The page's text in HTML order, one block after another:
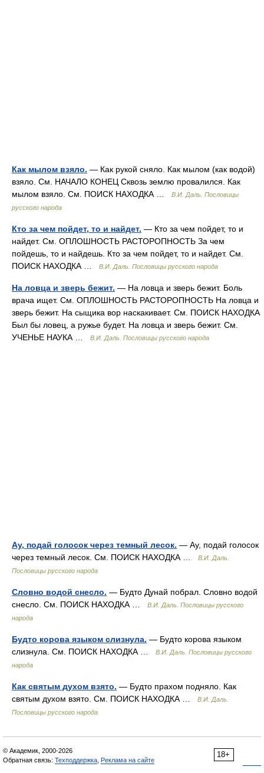
Как мылом взяло. — Как рукой сняло. Как мылом (как водой)
взяло. См. НАЧАЛО КОНЕЦ Сквозь землю провалился. Как
мылом взяло. См. ПОИСК НАХОДКА …
В.И. Даль. Пословицы
русского народа
Кто за чем пойдет, то и найдет. — Кто за чем пойдет, то и
найдет. См. ОПЛОШНОСТЬ РАСТОРОПНОСТЬ За чем
пойдешь, то и найдешь. Кто за чем пойдет, то и найдет. См.
ПОИСК НАХОДКА …
В.И. Даль. Пословицы русского народа
На ловца и зверь бежит. — На ловца и зверь бежит. Боль
врача ищет. См. ОПЛОШНОСТЬ РАСТОРОПНОСТЬ На ловца и
зверь бежит. На сыщика вор наскакивает. См. ПОИСК НАХОДКА
Был бы ловец, а ружье будет. На ловца и зверь бежит. См.
УЧЕНЬЕ НАУКА …
В.И. Даль. Пословицы русского народа
Ау, подай голосок через темный лесок. — Ау, подай голосок
через темный лесок. См. ПОИСК НАХОДКА …
В.И. Даль.
Пословицы русского народа
Словно водой снесло. — Будто Дунай побрал. Словно водой
снесло. См. ПОИСК НАХОДКА …
В.И. Даль. Пословицы русского
народа
Будто корова языком слизнула. — Будто корова языком
слизнула. См. ПОИСК НАХОДКА …
В.И. Даль. Пословицы русского
народа
Как святым духом взято. — Будто прахом подняло. Как
святым духом взято. См. ПОИСК НАХОДКА …
В.И. Даль.
Пословицы русского народа
18+
© Академик, 2000-2026
Обратная связь: Техподдержка Реклама на сайте